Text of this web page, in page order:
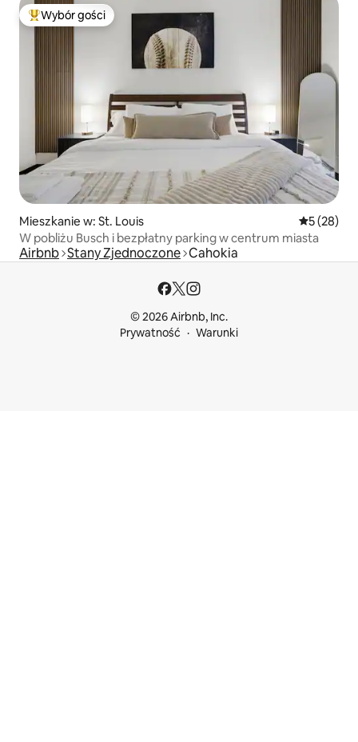
Najpopularniejsze z kategorii Wybór gości
Wybór gości
Mieszkanie w: St. Louis Średnia
5 (28)
W pobliżu Busch i bezpłatny parking w centrum miasta
Airbnb Stany Zjednoczone Cahokia
© 2026 Airbnb, Inc.
Prywatność
Warunki